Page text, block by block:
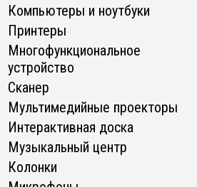
Компьютеры и ноутбуки
Принтеры
Многофункциональное
устройство
Сканер
Мультимедийные проекторы
Интерактивная доска
Музыкальный центр
Колонки